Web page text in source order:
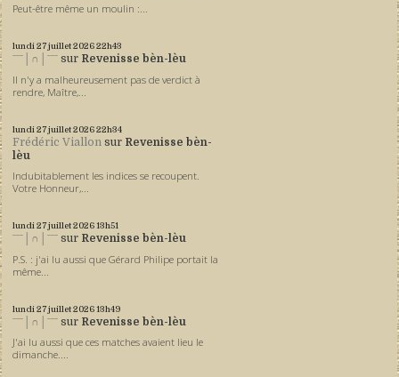
Peut-être même un moulin :...
lundi 27juillet 202622h43
ˉˉˉ│∩│ˉˉˉ sur Revenisse bèn-lèu
Il n'y a malheureusement pas de verdict à
rendre, Maître,...
lundi 27juillet 202622h34
Frédéric Viallon sur Revenisse bèn-
lèu
Indubitablement les indices se recoupent.
Votre Honneur,...
lundi 27juillet 202613h51
ˉˉˉ│∩│ˉˉˉ sur Revenisse bèn-lèu
P.S. : j'ai lu aussi que Gérard Philipe portait la
même...
lundi 27juillet 202613h49
ˉˉˉ│∩│ˉˉˉ sur Revenisse bèn-lèu
J'ai lu aussi que ces matches avaient lieu le
dimanche....